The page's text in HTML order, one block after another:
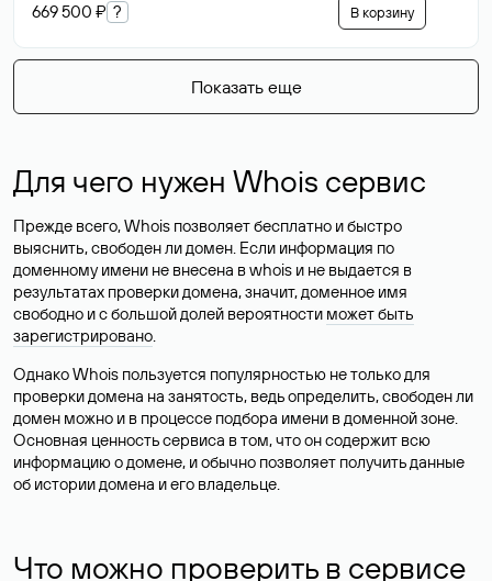
669 500 ₽ ? В корзину
Показать еще
Для чего нужен Whois сервис
Прежде всего, Whois позволяет бесплатно и быстро
выяснить, свободен ли домен. Если информация по
доменному имени не внесена в whois и не выдается в
результатах проверки домена, значит, доменное имя
свободно и с большой долей вероятности может быть
зарегистрировано.
Однако Whois пользуется популярностью не только для
проверки домена на занятость, ведь определить, свободен ли
домен можно и в процессе подбора имени в доменной зоне.
Основная ценность сервиса в том, что он содержит всю
информацию о домене, и обычно позволяет получить данные
об истории домена и его владельце.
Что можно проверить в сервисе